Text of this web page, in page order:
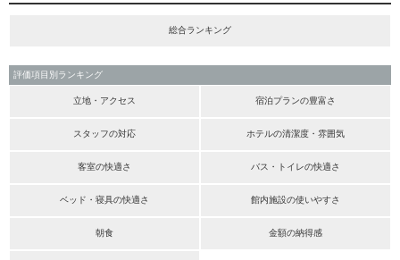
総合ランキング
評価項目別ランキング
立地・アクセス 宿泊プランの豊富さ
スタッフの対応 ホテルの清潔度・雰囲気
客室の快適さ バス・トイレの快適さ
ベッド・寝具の快適さ 館内施設の使いやすさ
朝食 金額の納得感